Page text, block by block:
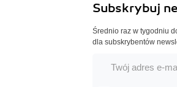
Subskrybuj
Średnio raz w tygodniu
dla subskrybentów